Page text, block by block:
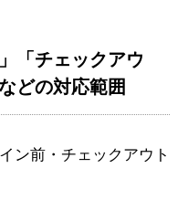
「チェックアウ
どの対応範囲
ン前・チェックアウト